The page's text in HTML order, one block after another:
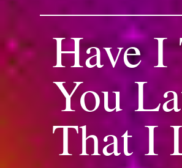
Have
You
That I